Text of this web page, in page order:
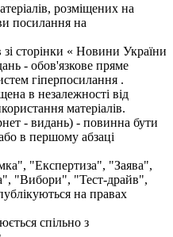
розміщених на
посилання на
зі сторінки « Новини України
- обов'язкове пряме
гіперпосилання .
в незалежності від
матеріалів.
- видань) - повинна бути
в першому абзаці
"Експертиза", "Заява",
"Вибори", "Тест-драйв",
на правах
спільно з